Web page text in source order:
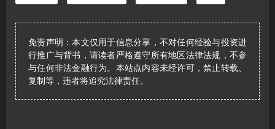
免责声明：本文仅用于信息分享，不对任何经验与投资进
行推广与背书，请读者严格遵守所有地区法律法规，不参
与任何非法金融行为。本站点内容未经许可，禁止转载、
复制等，违者将追究法律责任。